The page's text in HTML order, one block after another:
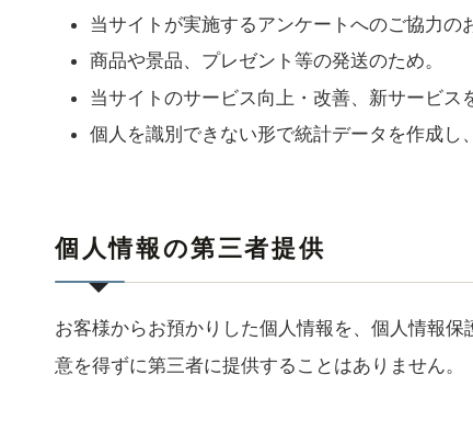
当サイトが実施するアンケートへのご協力の
商品や景品、プレゼント等の発送のため。
当サイトのサービス向上・改善、新サービス
個人を識別できない形で統計データを作成し
個人情報の第三者提供
お客様からお預かりした個人情報を、個人情報
意を得ずに第三者に提供することはありません。